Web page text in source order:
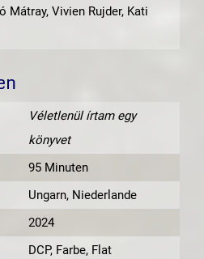
Mátray, Vivien Rujder, Kati
Véletlenül írtam egy
könyvet
95 Minuten
Ungarn, Niederlande
2024
DCP, Farbe, Flat